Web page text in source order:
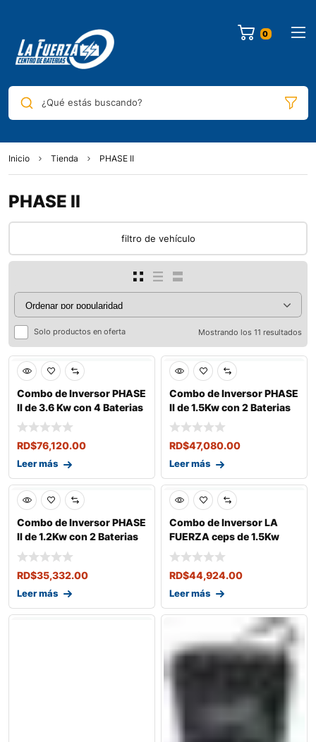
¿Qué estás buscando?
Inicio Tienda PHASE II
PHASE II
filtro de vehículo
Solo productos en oferta Mostrando los 11 resultados
Combo de Inversor PHASE
II de 3.6 Kw con 4 Baterias
de 6
RD$76,120.00
Leer más
Combo de Inversor PHASE
II de 1.5Kw con 2 Baterias
de 6v
RD$47,080.00
Leer más
Combo de Inversor PHASE
II de 1.2Kw con 2 Baterias
de 6v
RD$35,332.00
Leer más
Combo de Inversor LA
FUERZA ceps de 1.5Kw
con 2 Baterias
RD$44,924.00
Leer más